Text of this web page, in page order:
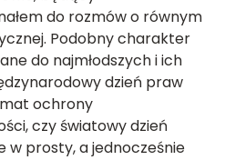
do rozmów o równym
Podobny charakter
do najmłodszych i ich
dzień praw
ochrony
czy światowy dzień
w prosty, a jednocześnie